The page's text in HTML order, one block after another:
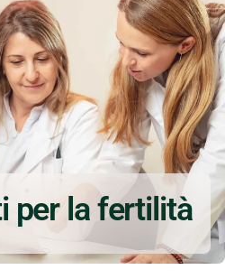
per la fertilità